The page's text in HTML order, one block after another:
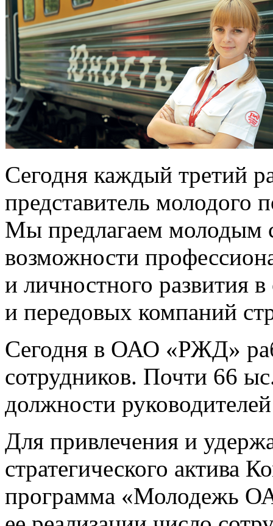
Сегодня каждый
представитель молодого
Мы предлагаем молодым
возможности
и личностного развития
и передовых компаний
Сегодня в ОАО «РЖД»
сотрудников. Почти 66
должности
Для привлечения и
стратегического актива
программа «Молодежь